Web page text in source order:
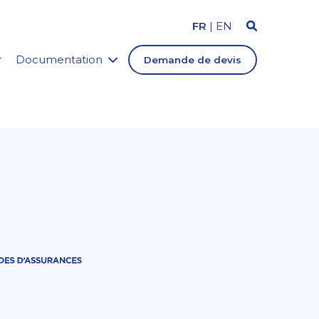
FR | EN
Documentation Demande de devis